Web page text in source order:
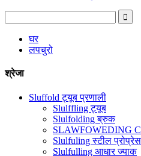
घर
लपचुरो
श्रेजा
Sluffold ट्यूब प्रणाली
Slulffling ट्यूब
Slulfolding ब्रुक
SLAWFOWEDING
Slulfuling स्टील प्रोप्रेस
Slulfulling आधार ज्याक